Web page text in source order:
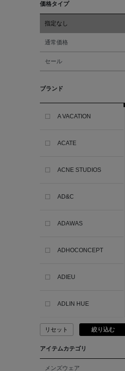
価格タイプ
指定なし
通常価格
セール
ブランド
A VACATION
ACATE
ACNE STUDIOS
AD&C
ADAWAS
ADHOCONCEPT
ADIEU
ADLIN HUE
ADVISORY BOARD
AESOP
リセット 絞り込む
アイテムカテゴリ
メンズウェア